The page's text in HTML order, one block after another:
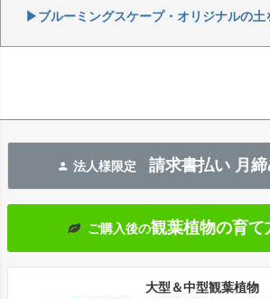
▶ブルーミングスケープ・オリジナルの土
法人様限定 請求書払い 月
ご購入後の観葉植物の育て
大型＆中型観葉植物